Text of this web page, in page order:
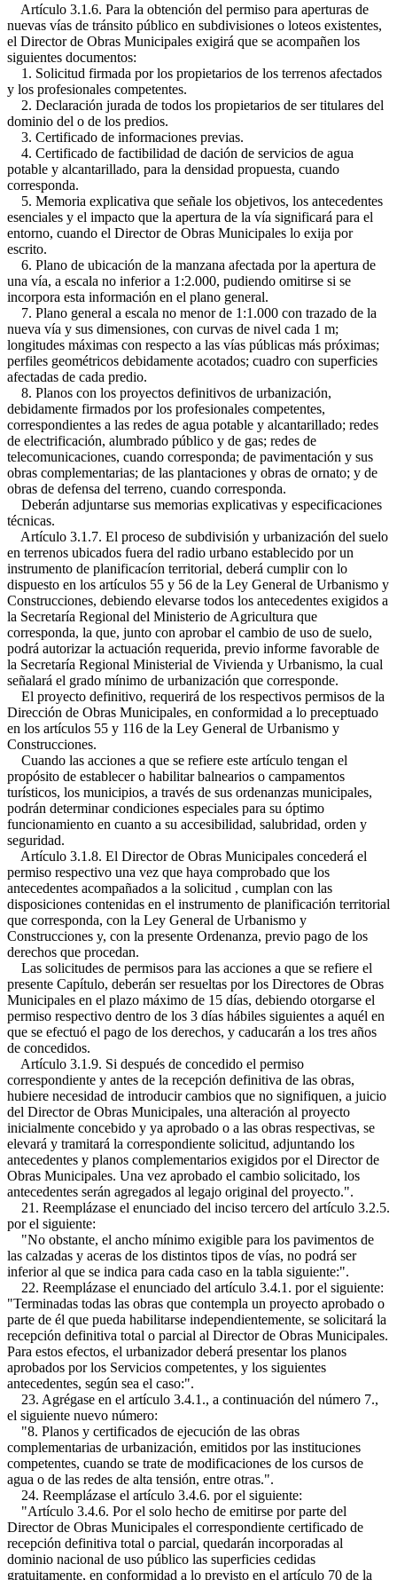
Artículo 3.1.6. Para la obtención del permiso para aperturas de
nuevas vías de tránsito público en subdivisiones o loteos existentes,
el Director de Obras Municipales exigirá que se acompañen los
siguientes documentos:
1. Solicitud firmada por los propietarios de los terrenos afectados
y los profesionales competentes.
2. Declaración jurada de todos los propietarios de ser titulares del
dominio del o de los predios.
3. Certificado de informaciones previas.
4. Certificado de factibilidad de dación de servicios de agua
potable y alcantarillado, para la densidad propuesta, cuando
corresponda.
5. Memoria explicativa que señale los objetivos, los antecedentes
esenciales y el impacto que la apertura de la vía significará para el
entorno, cuando el Director de Obras Municipales lo exija por
escrito.
6. Plano de ubicación de la manzana afectada por la apertura de
una vía, a escala no inferior a 1:2.000, pudiendo omitirse si se
incorpora esta información en el plano general.
7. Plano general a escala no menor de 1:1.000 con trazado de la
nueva vía y sus dimensiones, con curvas de nivel cada 1 m;
longitudes máximas con respecto a las vías públicas más próximas;
perfiles geométricos debidamente acotados; cuadro con superficies
afectadas de cada predio.
8. Planos con los proyectos definitivos de urbanización,
debidamente firmados por los profesionales competentes,
correspondientes a las redes de agua potable y alcantarillado; redes
de electrificación, alumbrado público y de gas; redes de
telecomunicaciones, cuando corresponda; de pavimentación y sus
obras complementarias; de las plantaciones y obras de ornato; y de
obras de defensa del terreno, cuando corresponda.
Deberán adjuntarse sus memorias explicativas y especificaciones
técnicas.
Artículo 3.1.7. El proceso de subdivisión y urbanización del suelo
en terrenos ubicados fuera del radio urbano establecido por un
instrumento de planificacíon territorial, deberá cumplir con lo
dispuesto en los artículos 55 y 56 de la Ley General de Urbanismo y
Construcciones, debiendo elevarse todos los antecedentes exigidos a
la Secretaría Regional del Ministerio de Agricultura que
corresponda, la que, junto con aprobar el cambio de uso de suelo,
podrá autorizar la actuación requerida, previo informe favorable de
la Secretaría Regional Ministerial de Vivienda y Urbanismo, la cual
señalará el grado mínimo de urbanización que corresponde.
El proyecto definitivo, requerirá de los respectivos permisos de la
Dirección de Obras Municipales, en conformidad a lo preceptuado
en los artículos 55 y 116 de la Ley General de Urbanismo y
Construcciones.
Cuando las acciones a que se refiere este artículo tengan el
propósito de establecer o habilitar balnearios o campamentos
turísticos, los municipios, a través de sus ordenanzas municipales,
podrán determinar condiciones especiales para su óptimo
funcionamiento en cuanto a su accesibilidad, salubridad, orden y
seguridad.
Artículo 3.1.8. El Director de Obras Municipales concederá el
permiso respectivo una vez que haya comprobado que los
antecedentes acompañados a la solicitud , cumplan con las
disposiciones contenidas en el instrumento de planificación territorial
que corresponda, con la Ley General de Urbanismo y
Construcciones y, con la presente Ordenanza, previo pago de los
derechos que procedan.
Las solicitudes de permisos para las acciones a que se refiere el
presente Capítulo, deberán ser resueltas por los Directores de Obras
Municipales en el plazo máximo de 15 días, debiendo otorgarse el
permiso respectivo dentro de los 3 días hábiles siguientes a aquél en
que se efectuó el pago de los derechos, y caducarán a los tres años
de concedidos.
Artículo 3.1.9. Si después de concedido el permiso
correspondiente y antes de la recepción definitiva de las obras,
hubiere necesidad de introducir cambios que no signifiquen, a juicio
del Director de Obras Municipales, una alteración al proyecto
inicialmente concebido y ya aprobado o a las obras respectivas, se
elevará y tramitará la correspondiente solicitud, adjuntando los
antecedentes y planos complementarios exigidos por el Director de
Obras Municipales. Una vez aprobado el cambio solicitado, los
antecedentes serán agregados al legajo original del proyecto.".
21. Reemplázase el enunciado del inciso tercero del artículo 3.2.5.
por el siguiente:
"No obstante, el ancho mínimo exigible para los pavimentos de
las calzadas y aceras de los distintos tipos de vías, no podrá ser
inferior al que se indica para cada caso en la tabla siguiente:".
22. Reemplázase el enunciado del artículo 3.4.1. por el siguiente:
"Terminadas todas las obras que contempla un proyecto aprobado o
parte de él que pueda habilitarse independientemente, se solicitará la
recepción definitiva total o parcial al Director de Obras Municipales.
Para estos efectos, el urbanizador deberá presentar los planos
aprobados por los Servicios competentes, y los siguientes
antecedentes, según sea el caso:".
23. Agrégase en el artículo 3.4.1., a continuación del número 7.,
el siguiente nuevo número:
"8. Planos y certificados de ejecución de las obras
complementarias de urbanización, emitidos por las instituciones
competentes, cuando se trate de modificaciones de los cursos de
agua o de las redes de alta tensión, entre otras.".
24. Reemplázase el artículo 3.4.6. por el siguiente:
"Artículo 3.4.6. Por el solo hecho de emitirse por parte del
Director de Obras Municipales el correspondiente certificado de
recepción definitiva total o parcial, quedarán incorporadas al
dominio nacional de uso público las superficies cedidas
gratuitamente, en conformidad a lo previsto en el artículo 70 de la